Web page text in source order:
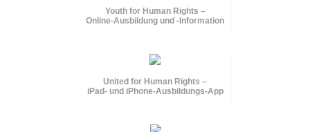
Youth for Human Rights –
Online-Ausbildung und-Information
United for Human Rights –
iPad- und iPhone-Ausbildungs-App